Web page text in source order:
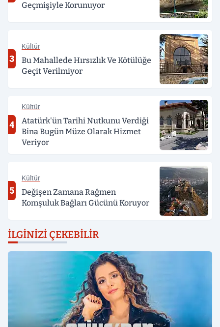
Geçmişiyle Korunuyor
3
Kültür
Bu Mahallede Hırsızlık Ve Kötülüğe
Geçit Verilmiyor
4
Kültür
Atatürk'ün Tarihi Nutkunu Verdiği
Bina Bugün Müze Olarak Hizmet
Veriyor
5
Kültür
Değişen Zamana Rağmen
Komşuluk Bağları Gücünü Koruyor
İLGINIZI ÇEKEBILIR